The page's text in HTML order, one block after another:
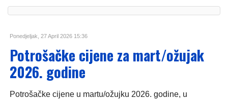
Ponedjeljak, 27 April 2026 15:36
Potrošačke cijene za mart/ožujak
2026. godine
Potrošačke cijene u martu/ožujku 2026. godine, u